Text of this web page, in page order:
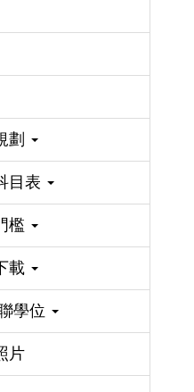
劃
目表
檻
載
學位
片